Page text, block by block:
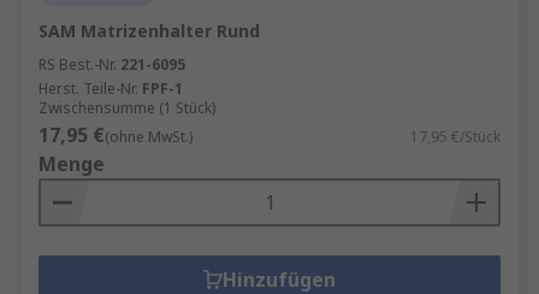
SAM Matrizenhalter Rund
RS Best.-Nr. 221-6095
Herst. Teile-Nr. FPF-1
Zwischensumme (1 Stück)
17,95 €(ohne MwSt.) 17,95 €/Stück
Menge
Hinzufügen